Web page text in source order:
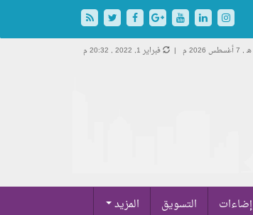
7 أغسطس 2026 م | فبراير 1, 2022 , 20:32 م
إضاءات التسويق المزيد